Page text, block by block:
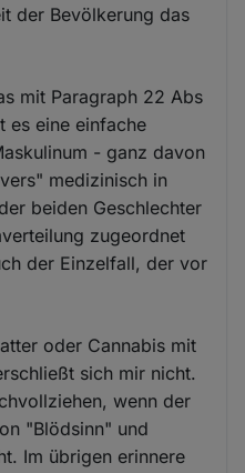
der Bevölkerung das
mit Paragraph 22 Abs
es eine einfache
- ganz davon
medizinisch in
beiden Geschlechter
zugeordnet
der Einzelfall, der vor
oder Cannabis mit
sich mir nicht.
wenn der
"Blödsinn" und
Im übrigen erinnere